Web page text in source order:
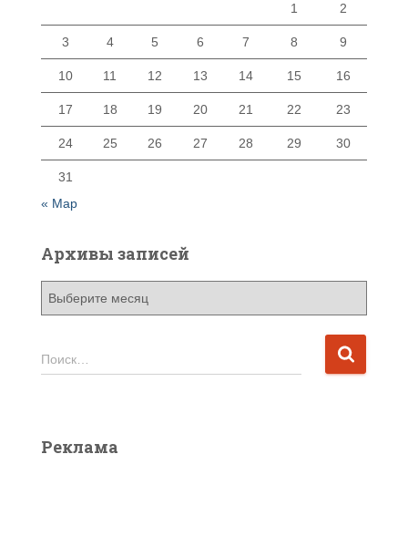
1 2
3 4 5 6 7 8 9
10 11 12 13 14 15 16
17 18 19 20 21 22 23
24 25 26 27 28 29 30
31
« Мар
Архивы записей
в
п
Н
а
:
Поиск…
Реклама